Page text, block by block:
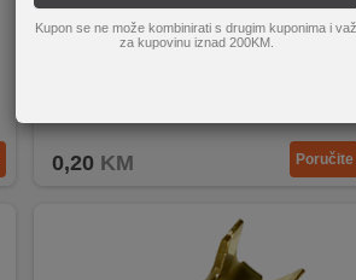
Kupon se ne može kombinirati s drugim kuponima i
za kupovinu iznad 200KM.
home KSH 4.8-0.5/Sn
Neizolovana kabelska stopica
Pouzdana i sigurna veza žica
0,20 KM Poručite